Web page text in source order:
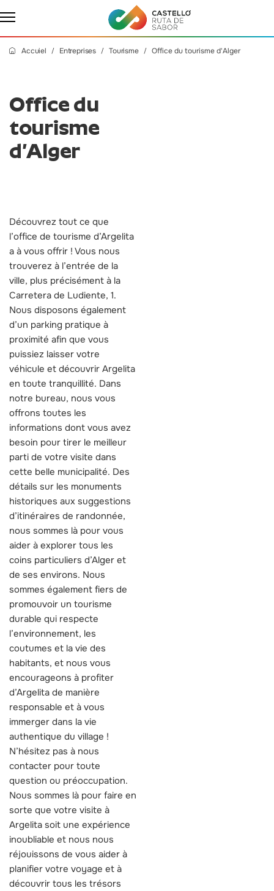
Accuiel Entreprises Tourisme Office du tourisme d'Alger
Office du
tourisme
d’Alger
Découvrez tout ce que
l’office de tourisme d’Argelita
a à vous offrir ! Vous nous
trouverez à l’entrée de la
ville, plus précisément à la
Carretera de Ludiente, 1.
Nous disposons également
d’un parking pratique à
proximité afin que vous
puissiez laisser votre
véhicule et découvrir Argelita
en toute tranquillité. Dans
notre bureau, nous vous
offrons toutes les
informations dont vous avez
besoin pour tirer le meilleur
parti de votre visite dans
cette belle municipalité. Des
détails sur les monuments
historiques aux suggestions
d’itinéraires de randonnée,
nous sommes là pour vous
aider à explorer tous les
coins particuliers d’Alger et
de ses environs. Nous
sommes également fiers de
promouvoir un tourisme
durable qui respecte
l’environnement, les
coutumes et la vie des
habitants, et nous vous
encourageons à profiter
d’Argelita de manière
responsable et à vous
immerger dans la vie
authentique du village !
N’hésitez pas à nous
contacter pour toute
question ou préoccupation.
Nous sommes là pour faire en
sorte que votre visite à
Argelita soit une expérience
inoubliable et nous nous
réjouissons de vous aider à
planifier votre voyage et à
découvrir tous les trésors